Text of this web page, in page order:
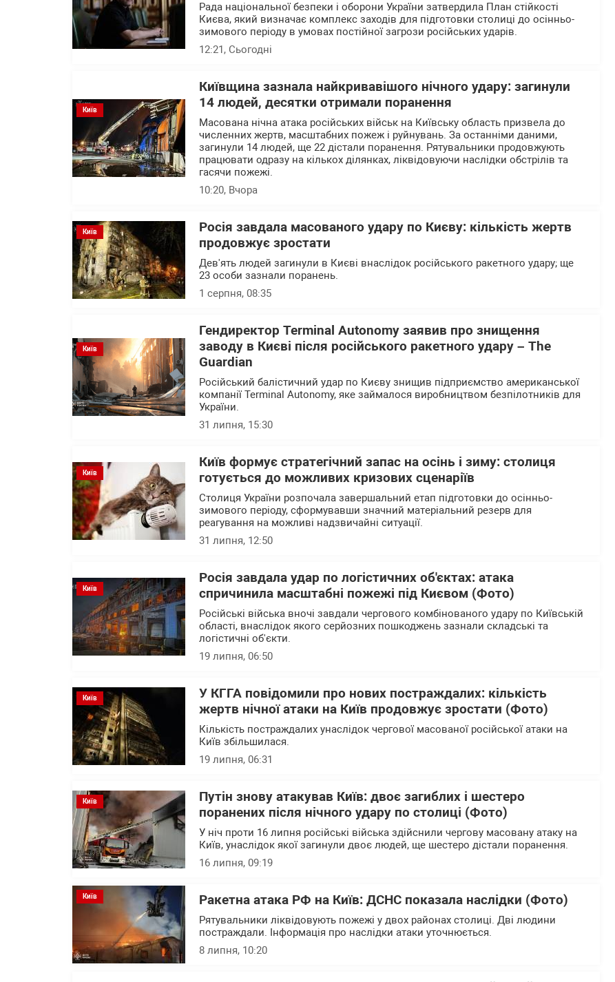
Рада національної безпеки і оборони України затвердила План стійкості
Києва, який визначає комплекс заходів для підготовки столиці до осінньо-
зимового періоду в умовах постійної загрози російських ударів.
12:21, Сьогодні
Київ
Київщина зазнала найкривавішого нічного удару: загинули
14 людей, десятки отримали поранення
Масована нічна атака російських військ на Київську область призвела до
численних жертв, масштабних пожеж і руйнувань. За останніми даними,
загинули 14 людей, ще 22 дістали поранення. Рятувальники продовжують
працювати одразу на кількох ділянках, ліквідовуючи наслідки обстрілів та
гасячи пожежі.
10:20, Вчора
Київ
Росія завдала масованого удару по Києву: кількість жертв
продовжує зростати
Дев'ять людей загинули в Києві внаслідок російського ракетного удару; ще
23 особи зазнали поранень.
1 серпня, 08:35
Київ
Гендиректор Terminal Autonomy заявив про знищення
заводу в Києві після російського ракетного удару – The
Guardian
Російський балістичний удар по Києву знищив підприємство американської
компанії Terminal Autonomy, яке займалося виробництвом безпілотників для
України.
31 липня, 15:30
Київ
Київ формує стратегічний запас на осінь і зиму: столиця
готується до можливих кризових сценаріїв
Столиця України розпочала завершальний етап підготовки до осінньо-
зимового періоду, сформувавши значний матеріальний резерв для
реагування на можливі надзвичайні ситуації.
31 липня, 12:50
Київ
Росія завдала удар по логістичних об'єктах: атака
спричинила масштабні пожежі під Києвом (Фото)
Російські війська вночі завдали чергового комбінованого удару по Київській
області, внаслідок якого серйозних пошкоджень зазнали складські та
логістичні об'єкти.
19 липня, 06:50
Київ
У КГГА повідомили про нових постраждалих: кількість
жертв нічної атаки на Київ продовжує зростати (Фото)
Кількість постраждалих унаслідок чергової масованої російської атаки на
Київ збільшилася.
19 липня, 06:31
Київ
Путін знову атакував Київ: двоє загиблих і шестеро
поранених після нічного удару по столиці (Фото)
У ніч проти 16 липня російські війська здійснили чергову масовану атаку на
Київ, унаслідок якої загинули двоє людей, ще шестеро дістали поранення.
16 липня, 09:19
Київ Ракетна атака РФ на Київ: ДСНС показала наслідки (Фото)
Рятувальники ліквідовують пожежі у двох районах столиці. Дві людини
постраждали. Інформація про наслідки атаки уточнюється.
8 липня, 10:20